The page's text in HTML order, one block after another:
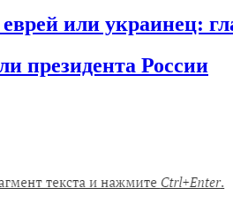
или украинец:
президента России